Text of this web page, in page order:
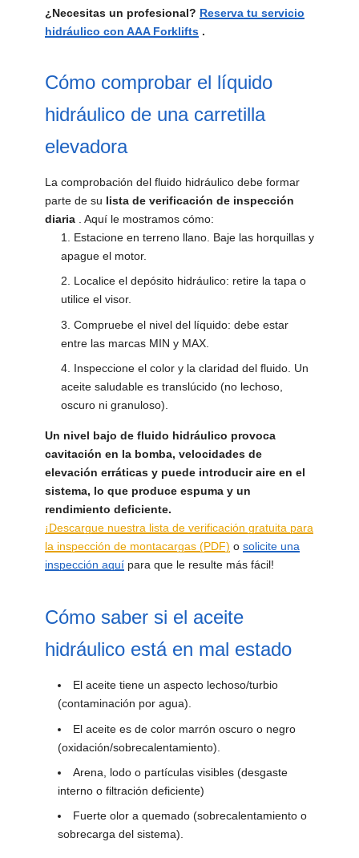
¿Necesitas un profesional? Reserva tu servicio
hidráulico con AAA Forklifts .
Cómo comprobar el líquido
hidráulico de una carretilla
elevadora
La comprobación del fluido hidráulico debe formar
parte de su lista de verificación de inspección
diaria . Aquí le mostramos cómo:
Estacione en terreno llano. Baje las horquillas y
apague el motor.
Localice el depósito hidráulico: retire la tapa o
utilice el visor.
Compruebe el nivel del líquido: debe estar
entre las marcas MIN y MAX.
Inspeccione el color y la claridad del fluido. Un
aceite saludable es translúcido (no lechoso,
oscuro ni granuloso).
Un nivel bajo de fluido hidráulico provoca
cavitación en la bomba, velocidades de
elevación erráticas y puede introducir aire en el
sistema, lo que produce espuma y un
rendimiento deficiente.
¡Descargue nuestra lista de verificación gratuita para
la inspección de montacargas (PDF) o solicite una
inspección aquí para que le resulte más fácil!
Cómo saber si el aceite
hidráulico está en mal estado
El aceite tiene un aspecto lechoso/turbio
(contaminación por agua).
El aceite es de color marrón oscuro o negro
(oxidación/sobrecalentamiento).
Arena, lodo o partículas visibles (desgaste
interno o filtración deficiente)
Fuerte olor a quemado (sobrecalentamiento o
sobrecarga del sistema).